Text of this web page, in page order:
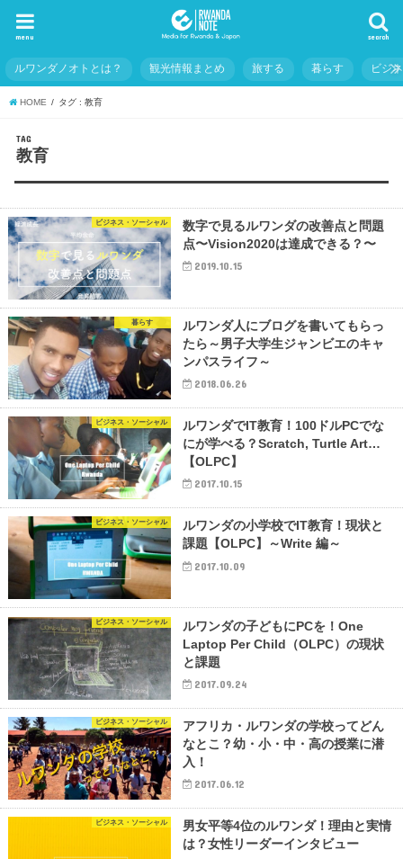
search
menu
ルワンダノオトとは？ 観光情報まとめ 旅する 暮らす ビジ
HOME タグ : 教育
TAG
教育
ビジネス・ソーシャル
数字で見るルワンダの改善点と問題
点〜Vision2020は達成できる？〜
2019.10.15
暮らす
ルワンダ人にブログを書いてもらっ
たら～男子大学生ジャンビエのキャ
ンパスライフ～
2018.06.26
ビジネス・ソーシャル
ルワンダでIT教育！100ドルPCでな
にが学べる？Scratch, Turtle Art…
【OLPC】
2017.10.15
ビジネス・ソーシャル
ルワンダの小学校でIT教育！現状と
課題【OLPC】～Write 編～
2017.10.09
ビジネス・ソーシャル
ルワンダの子どもにPCを！One
Laptop Per Child（OLPC）の現状
と課題
2017.09.24
ビジネス・ソーシャル
アフリカ・ルワンダの学校ってどん
なとこ？幼・小・中・高の授業に潜
入！
2017.06.12
ビジネス・ソーシャル
男女平等4位のルワンダ！理由と実情
は？女性リーダーインタビュー